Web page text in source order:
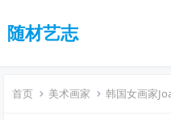
随材艺志
首页 美术画家 韩国女画家